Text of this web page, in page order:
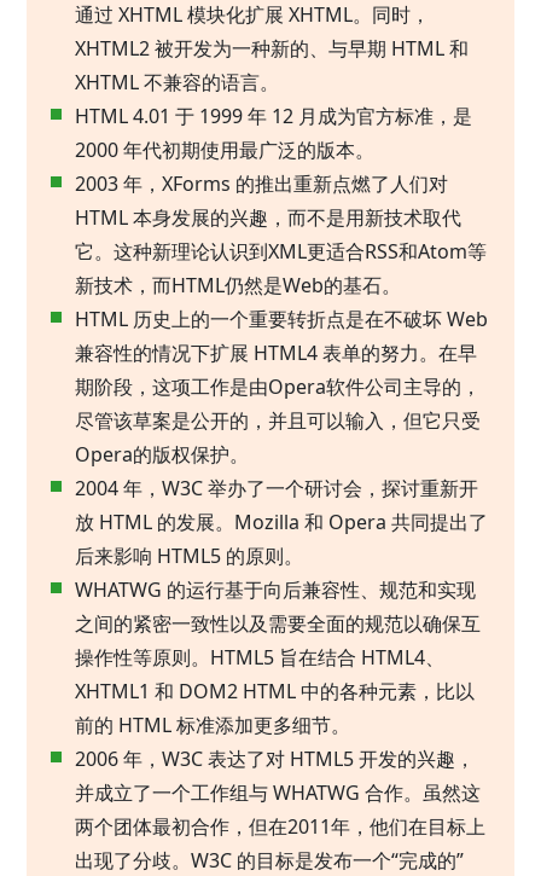
通过 XHTML 模块化扩展 XHTML。同时，
XHTML2 被开发为一种新的、与早期 HTML 和
XHTML 不兼容的语言。
HTML 4.01 于 1999 年 12 月成为官方标准，是
2000 年代初期使用最广泛的版本。
2003 年，XForms 的推出重新点燃了人们对
HTML 本身发展的兴趣，而不是用新技术取代
它。这种新理论认识到XML更适合RSS和Atom等
新技术，而HTML仍然是Web的基石。
HTML 历史上的一个重要转折点是在不破坏 Web
兼容性的情况下扩展 HTML4 表单的努力。在早
期阶段，这项工作是由Opera软件公司主导的，
尽管该草案是公开的，并且可以输入，但它只受
Opera的版权保护。
2004 年，W3C 举办了一个研讨会，探讨重新开
放 HTML 的发展。Mozilla 和 Opera 共同提出了
后来影响 HTML5 的原则。
WHATWG 的运行基于向后兼容性、规范和实现
之间的紧密一致性以及需要全面的规范以确保互
操作性等原则。HTML5 旨在结合 HTML4、
XHTML1 和 DOM2 HTML 中的各种元素，比以
前的 HTML 标准添加更多细节。
2006 年，W3C 表达了对 HTML5 开发的兴趣，
并成立了一个工作组与 WHATWG 合作。虽然这
两个团体最初合作，但在2011年，他们在目标上
出现了分歧。W3C 的目标是发布一个“完成的”